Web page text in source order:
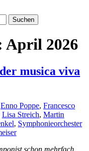
April 2026
musica viva
Enno Poppe, Francesco
Lisa Streich, Martin
, Symphonieorchester
schon mehrfach